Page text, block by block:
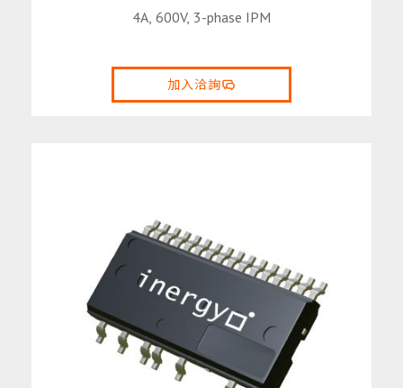
4A, 600V, 3-phase IPM
加入洽詢